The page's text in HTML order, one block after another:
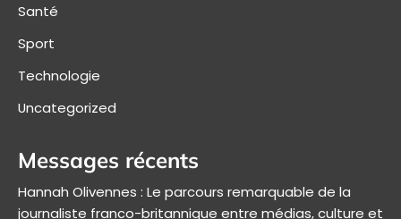
Santé
Sport
Technologie
Uncategorized
Messages récents
Hannah Olivennes : Le parcours remarquable de la
journaliste franco-britannique entre médias, culture et